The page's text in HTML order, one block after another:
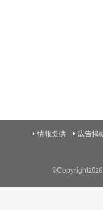
情報提供 広告掲
©Copyright2026